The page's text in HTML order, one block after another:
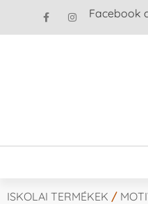
Facebook
ISKOLAI TERMÉKEK /